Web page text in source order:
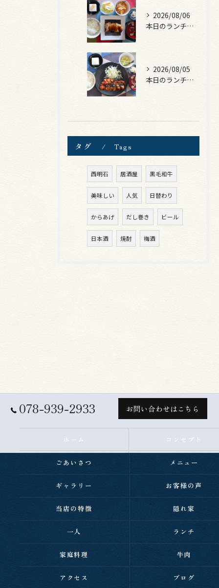
2026/08/06
本日のランチは、照焼きチキン！
2026/08/05
本日のランチは、ロース豚カツ梅はさみ！
タグ Tags
西明石 居酒屋 黒毛和牛
美味しい 人気 日替わり
からあげ だし巻き ビール
日本酒 焼酎 梅酒
078-939-2933 お問い合わせはこちら
ホーム コンセプト
ごあいさつ メニュー
ギャラリー お客様の声
当店の特徴 隠れ家
一人 ランチ
家庭料理 牛肉
アクセス ブログ